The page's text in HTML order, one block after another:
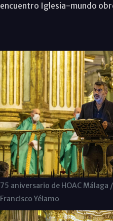
encuentro Iglesia-mundo
75 aniversario de HOAC Málaga
Francisco Yélamo